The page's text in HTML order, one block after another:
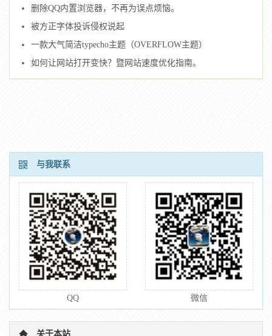
删除QQ内置浏览器，不再为误点烦恼。
被方正字体投诉侵权说起
一款大气简洁typecho主题（OVERFLOW主题）
如何让网站打开变快？暨网站速度优化指南。
与我联系
QQ 微信
关于本站